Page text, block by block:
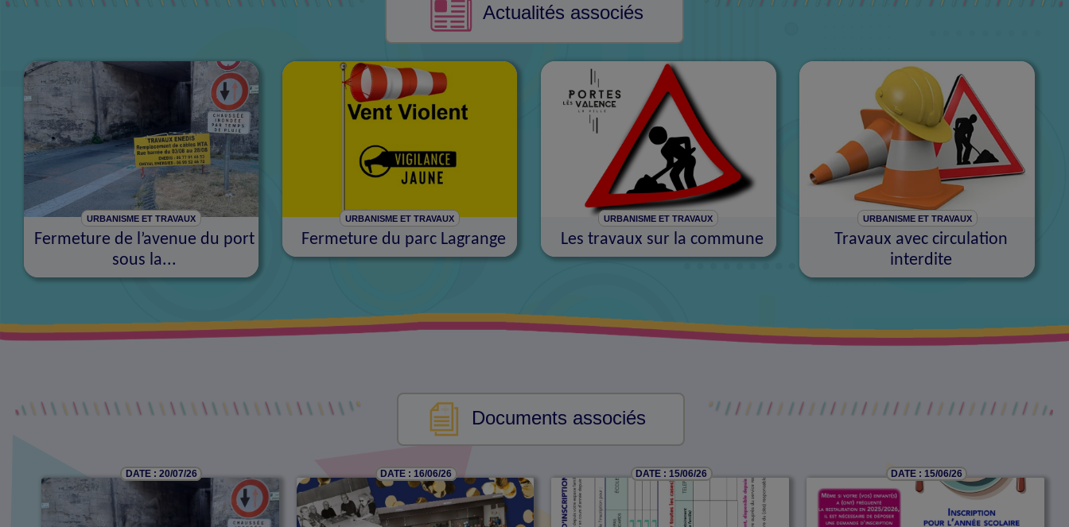
Actualités associés
URBANISME ET TRAVAUX
Fermeture de l’avenue du port
sous la...
URBANISME ET TRAVAUX
Fermeture du parc Lagrange
URBANISME ET TRAVAUX
Les travaux sur la commune
URBANISME ET TRAVAUX
Travaux avec circulation
interdite
Documents associés
DATE : 20/07/26 DATE : 16/06/26 DATE : 15/06/26 DATE : 15/06/26